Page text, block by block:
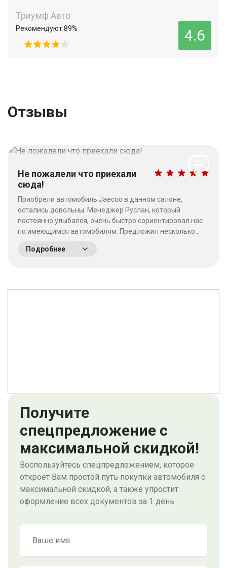
Триумф Авто
Рекомендуют 89% 4.6
Отзывы
Не пожалели что приехали
сюда!
Приобрели автомобиль Jaecoo в данном салоне,
остались довольны. Менеджер Руслан, который
постоянно улыбался, очень быстро сориентировал нас
по имеющимся автомобилям. Предложил несколько
пожалели что приехали сюда! Качество работы на
Подробнее
Получите
спецпредложение с
максимальной скидкой!
Воспользуйтесь спецпредложением, которое
откроет Вам простой путь покупки автомобиля с
максимальной скидкой, а также упростит
оформление всех документов за 1 день